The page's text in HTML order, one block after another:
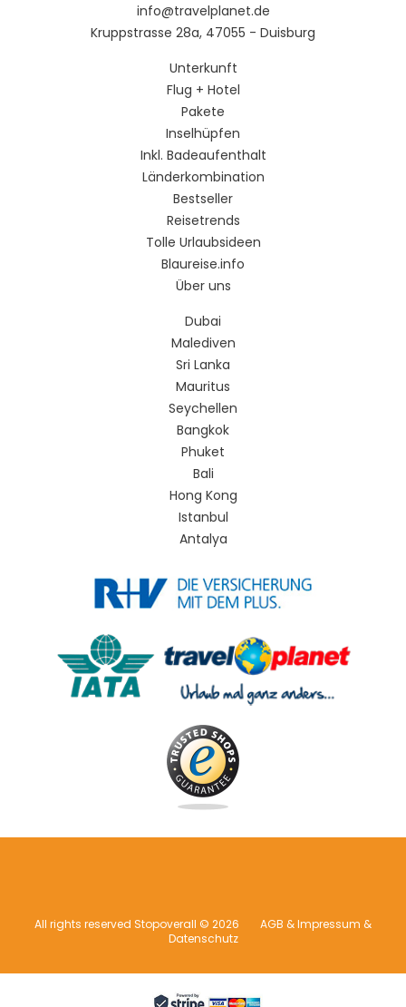
info@travelplanet.de
Kruppstrasse 28a, 47055 - Duisburg
Unterkunft
Flug + Hotel
Pakete
Inselhüpfen
Inkl. Badeaufenthalt
Länderkombination
Bestseller
Reisetrends
Tolle Urlaubsideen
Blaureise.info
Über uns
Dubai
Malediven
Sri Lanka
Mauritus
Seychellen
Bangkok
Phuket
Bali
Hong Kong
Istanbul
Antalya
All rights reserved Stopoverall © 2026
AGB & Impressum &
Datenschutz